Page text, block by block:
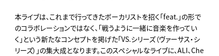
本ライブは、これまで行ってきたボーカリストを招く「feat.」の形で
のコラボレーションではなく、「戦うように一緒に音楽を作ってい
く」という新たなコンセプトを掲げた「VS.シリーズ（ヴァーサス・シ
リーズ）」の集大成となります。このスペシャルなライブに、ALI、Che